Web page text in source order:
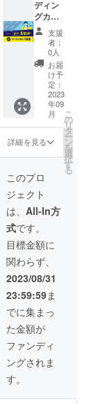
たしま
す。 社
会人・
学生向
けのセ
ミナー
開催者
に向け
た、イ
ンスト
ラク
ター養
成講座
です。
オンラ
インセ
ミナー
は1回完
結型
で、複
数受講
者を集
めて２
時間程
度の実
施を予
定して
いま
す。
（使用
ツー
ル：
zoom）
ト終了
ディン
グカー
ド5セッ
ト＋
ワーク
ショッ
プ派遣
（約３
時間）
※CAMP
FIRE特
別価格
にてご
提供い
たしま
す。 ・
プロ
ジェク
ト終了
後、
2023年
9月にブ
ラン
ディン
グポー
ト事務
局より
開催日
程・場
所の調
整等、
ご連絡
をさせ
す。 ・
支援
者：
0人
お届
け予
定：
2023
年09
月
詳細を見る
こ
の
リ
タ
ー
ン
を
選
択
す
る
このプロ
ジェクト
は、 All-In方
式です。
目標金額に
関わらず、
2023/08/31
23:59:59ま
でに集まっ
た金額が
ファンディ
ングされま
す。